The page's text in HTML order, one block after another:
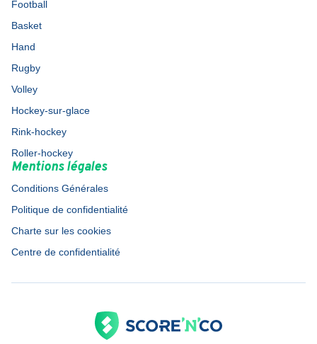
Football
Basket
Hand
Rugby
Volley
Hockey-sur-glace
Rink-hockey
Roller-hockey
Mentions légales
Conditions Générales
Politique de confidentialité
Charte sur les cookies
Centre de confidentialité